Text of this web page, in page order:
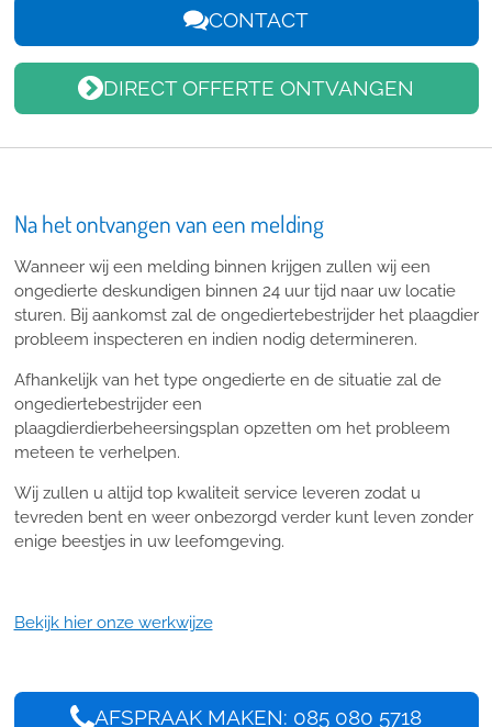
CONTACT
DIRECT OFFERTE ONTVANGEN
Na het ontvangen van een melding
Wanneer wij een melding binnen krijgen zullen wij een
ongedierte deskundigen binnen 24 uur tijd naar uw locatie
sturen. Bij aankomst zal de ongediertebestrijder het plaagdier
probleem inspecteren en indien nodig determineren.
Afhankelijk van het type ongedierte en de situatie zal de
ongediertebestrijder een
plaagdierdierbeheersingsplan opzetten om het probleem
meteen te verhelpen.
Wij zullen u altijd top kwaliteit service leveren zodat u
tevreden bent en weer onbezorgd verder kunt leven zonder
enige beestjes in uw leefomgeving.
Bekijk hier onze werkwijze
AFSPRAAK MAKEN: 085 080 5718